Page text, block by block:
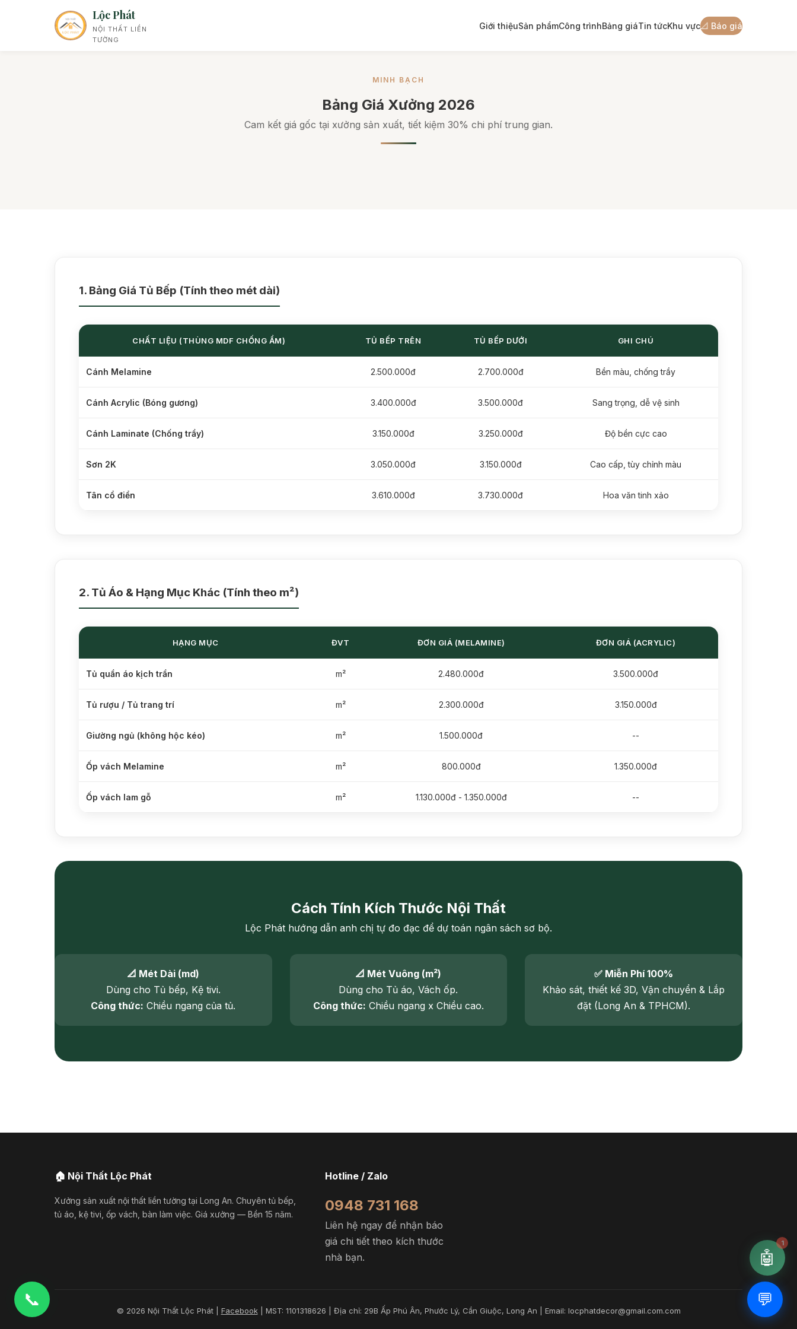
Lộc Phát
NỘI THẤT LIỀN
TƯỜNG
Giới thiệuSản phẩmCông trìnhBảng giáTin tứcKhu vực📐 Báo giá
MINH BẠCH
Bảng Giá Xưởng 2026
Cam kết giá gốc tại xưởng sản xuất, tiết kiệm 30% chi phí trung gian.
1. Bảng Giá Tủ Bếp (Tính theo mét dài)
CHẤT LIỆU (THÙNG MDF CHỐNG ẨM) TỦ BẾP TRÊN TỦ BẾP DƯỚI GHI CHÚ
Cánh Melamine 2.500.000đ 2.700.000đ Bền màu, chống trầy
Cánh Acrylic (Bóng gương) 3.400.000đ 3.500.000đ Sang trọng, dễ vệ sinh
Cánh Laminate (Chống trầy) 3.150.000đ 3.250.000đ Độ bền cực cao
Sơn 2K 3.050.000đ 3.150.000đ Cao cấp, tùy chỉnh màu
Tân cổ điển 3.610.000đ 3.730.000đ Hoa văn tinh xảo
2. Tủ Áo & Hạng Mục Khác (Tính theo m²)
HẠNG MỤC ĐVT ĐƠN GIÁ (MELAMINE) ĐƠN GIÁ (ACRYLIC)
Tủ quần áo kịch trần m² 2.480.000đ 3.500.000đ
Tủ rượu / Tủ trang trí m² 2.300.000đ 3.150.000đ
Giường ngủ (không hộc kéo) m² 1.500.000đ --
Ốp vách Melamine m² 800.000đ 1.350.000đ
Ốp vách lam gỗ m² 1.130.000đ - 1.350.000đ --
Cách Tính Kích Thước Nội Thất
Lộc Phát hướng dẫn anh chị tự đo đạc để dự toán ngân sách sơ bộ.
📐 Mét Dài (md)
Dùng cho Tủ bếp, Kệ tivi.
Công thức: Chiều ngang của tủ.
📐 Mét Vuông (m²)
Dùng cho Tủ áo, Vách ốp.
Công thức: Chiều ngang x Chiều cao.
✅ Miễn Phí 100%
Khảo sát, thiết kế 3D, Vận chuyển & Lắp
đặt (Long An & TPHCM).
🏠 Nội Thất Lộc Phát
Xưởng sản xuất nội thất liền tường tại Long An. Chuyên tủ bếp,
tủ áo, kệ tivi, ốp vách, bàn làm việc. Giá xưởng — Bền 15 năm.
Hotline / Zalo
0948 731 168
Liên hệ ngay để nhận báo
giá chi tiết theo kích thước
nhà bạn.
© 2026 Nội Thất Lộc Phát | Facebook| MST: 1101318626 | Địa chỉ: 29B Ấp Phú Ân, Phước Lý, Cần Giuộc, Long An | Email: locphatdecor@gmail.com.com
💬
🤖
1
📞